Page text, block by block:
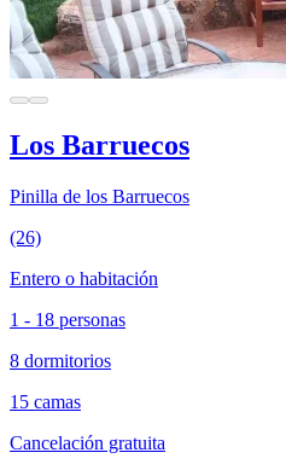
Los Barruecos
Pinilla de los Barruecos
(26)
Entero o habitación
1 - 18 personas
8 dormitorios
15 camas
Cancelación gratuita